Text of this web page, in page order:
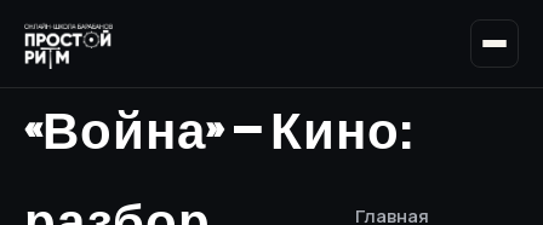
Главная
«Война» — Кино: